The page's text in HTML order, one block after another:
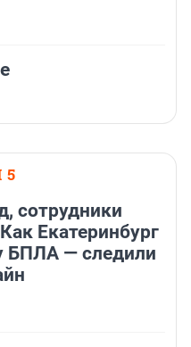
5
сотрудники
Екатеринбург
БПЛА — следили